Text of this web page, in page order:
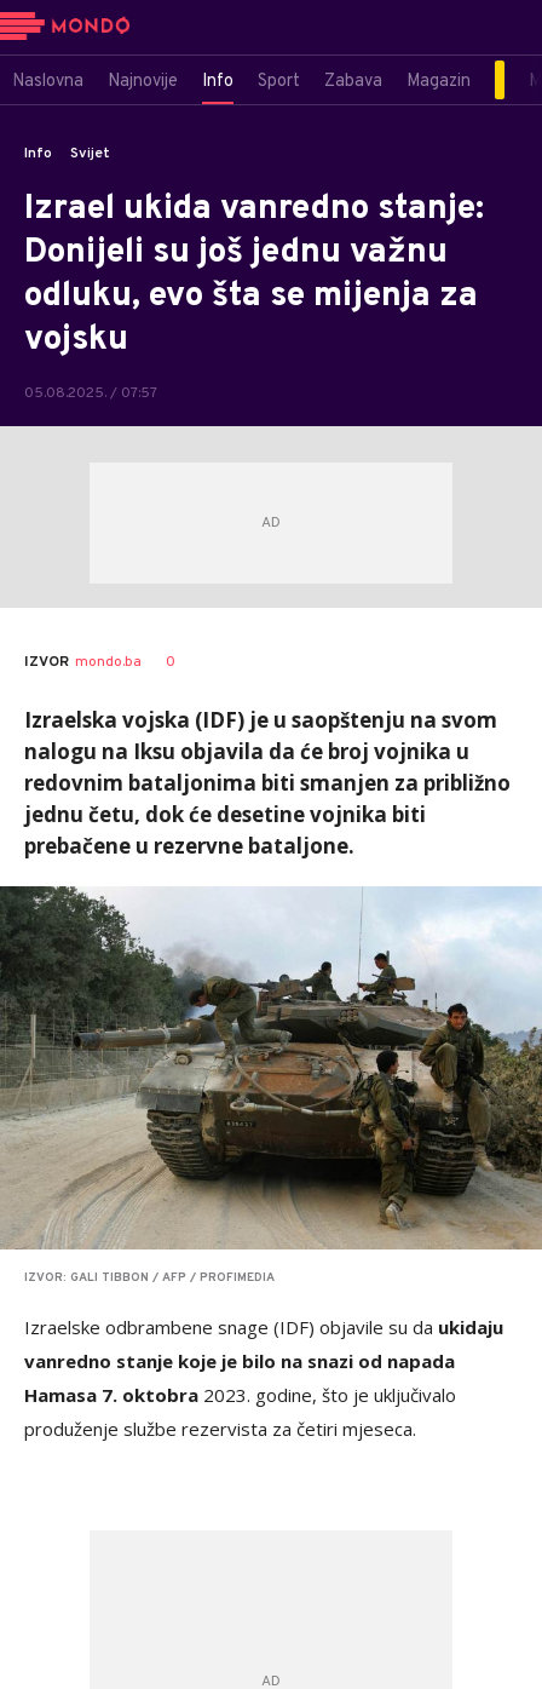
Naslovna Najnovije Info Sport Zabava Magazin
Info Svijet
Izrael ukida vanredno stanje:
Donijeli su još jednu važnu
odluku, evo šta se mijenja za
vojsku
05.08.2025. / 07:57
IZVOR mondo.ba 0
Izraelska vojska (IDF) je u saopštenju na svom
nalogu na Iksu objavila da će broj vojnika u
redovnim bataljonima biti smanjen za približno
jednu četu, dok će desetine vojnika biti
prebačene u rezervne bataljone.
IZVOR: GALI TIBBON / AFP / PROFIMEDIA
Izraelske odbrambene snage (IDF) objavile su da ukidaju
vanredno stanje koje je bilo na snazi od napada
Hamasa 7. oktobra 2023. godine, što je uključivalo
produženje službe rezervista za četiri mjeseca.